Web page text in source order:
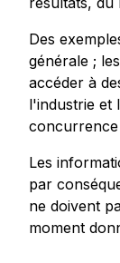
Des
générale ;
accéder à
l'industrie et
concurrence
Les
par
ne doivent
moment